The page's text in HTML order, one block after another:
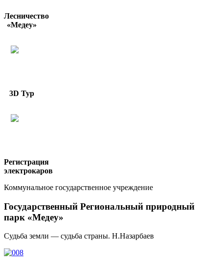
Лесничество
«Медеу»
3D Тур
Регистрация
электрокаров
Коммунальное государственное учреждение
Государственный Региональный природный
парк «Медеу»
Судьба земли — судьба страны. Н.Назарбаев